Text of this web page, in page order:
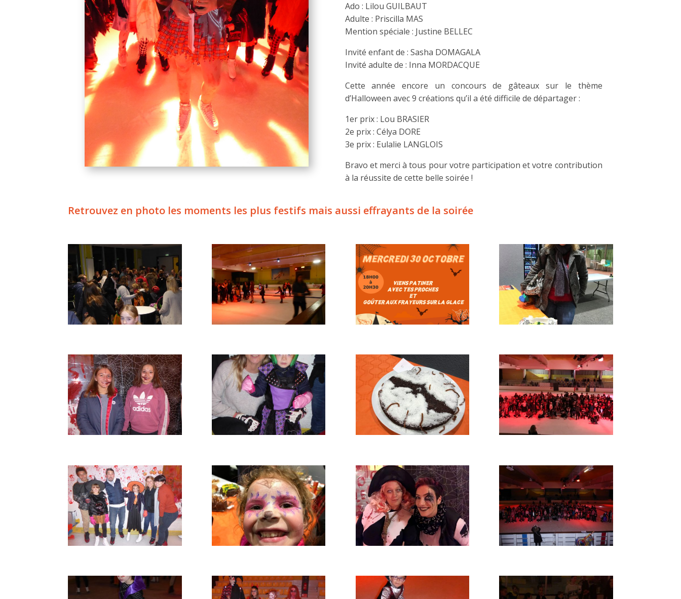
Ado : Lilou GUILBAUT
Adulte : Priscilla MAS
Mention spéciale : Justine BELLEC
Invité enfant de : Sasha DOMAGALA
Invité adulte de : Inna MORDACQUE
Cette année encore un concours de gâteaux sur le thème
d’Halloween avec 9 créations qu’il a été difficile de départager :
1er prix : Lou BRASIER
2e prix : Célya DORE
3e prix : Eulalie LANGLOIS
Bravo et merci à tous pour votre participation et votre contribution
à la réussite de cette belle soirée !
Retrouvez en photo les moments les plus festifs mais aussi effrayants de la soirée